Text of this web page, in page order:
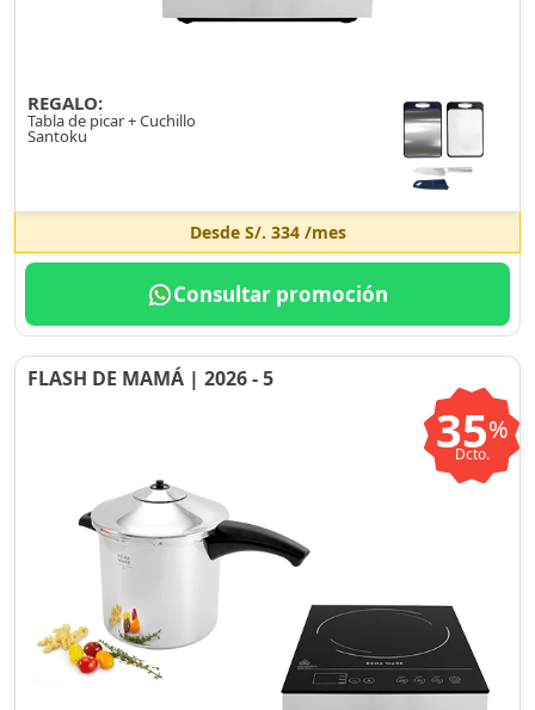
REGALO:
Tabla de picar + Cuchillo
Santoku
Desde S/. 334/mes
Consultar promoción
FLASH DE MAMÁ | 2026 - 5
35%
Dcto.